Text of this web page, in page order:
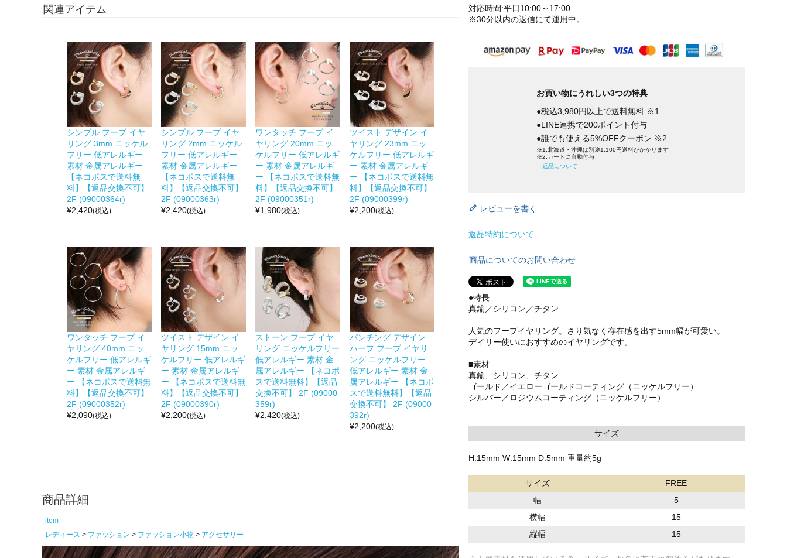
関連アイテム
シンプル フープ イヤ
リング 3mm ニッケル
フリー 低アレルギー
素材 金属アレルギー
【ネコポスで送料無
料】【返品交換不可】
2F (09000364r)
¥2,420(税込)
シンプル フープ イヤ
リング 2mm ニッケル
フリー 低アレルギー
素材 金属アレルギー
【ネコポスで送料無
料】【返品交換不可】
2F (09000363r)
¥2,420(税込)
ワンタッチ フープ イ
ヤリング 20mm ニッ
ケルフリー 低アレルギ
ー 素材 金属アレルギ
ー 【ネコポスで送料無
料】【返品交換不可】
2F (09000351r)
¥1,980(税込)
ツイスト デザイン イ
ヤリング 23mm ニッ
ケルフリー 低アレルギ
ー 素材 金属アレルギ
ー 【ネコポスで送料無
料】【返品交換不可】
2F (09000399r)
¥2,200(税込)
ワンタッチ フープ イ
ヤリング 40mm ニッ
ケルフリー 低アレルギ
ー 素材 金属アレルギ
ー 【ネコポスで送料無
料】【返品交換不可】
2F (09000352r)
¥2,090(税込)
ツイスト デザイン イ
ヤリング 15mm ニッ
ケルフリー 低アレルギ
ー 素材 金属アレルギ
ー 【ネコポスで送料無
料】【返品交換不可】
2F (09000390r)
¥2,200(税込)
ストーン フープ イヤ
リング ニッケルフリー
低アレルギー 素材 金
属アレルギー 【ネコポ
スで送料無料】【返品
交換不可】 2F (09000
359r)
¥2,420(税込)
パンチング デザイン
ハーフ フープ イヤリ
ング ニッケルフリー
低アレルギー 素材 金
属アレルギー 【ネコポ
スで送料無料】【返品
交換不可】 2F (09000
392r)
¥2,200(税込)
商品詳細
item
レディース
ファッション ファッション小物 アクセサリー
対応時間:平日10:00～17:00
※30分以内の返信にて運用中。
お買い物にうれしい3つの特典
●税込3,980円以上で送料無料 ※1
●LINE連携で200ポイント付与
●誰でも使える5%OFFクーポン ※2
※1.北海道・沖縄は別途1,100円送料がかかります
※2.カートに自動付与
→返品について
レビューを書く
返品特約について
商品についてのお問い合わせ
●特長
真鍮／シリコン／チタン
人気のフープイヤリング。さり気なく存在感を出す5mm幅が可愛い。
デイリー使いにおすすめのイヤリングです。
■素材
真鍮、シリコン、チタン
ゴールド／イエローゴールドコーティング（ニッケルフリー）
シルバー／ロジウムコーティング（ニッケルフリー）
サイズ
H:15mm W:15mm D:5mm 重量約5g
サイズ
FREE
幅
5
横幅
15
縦幅
15